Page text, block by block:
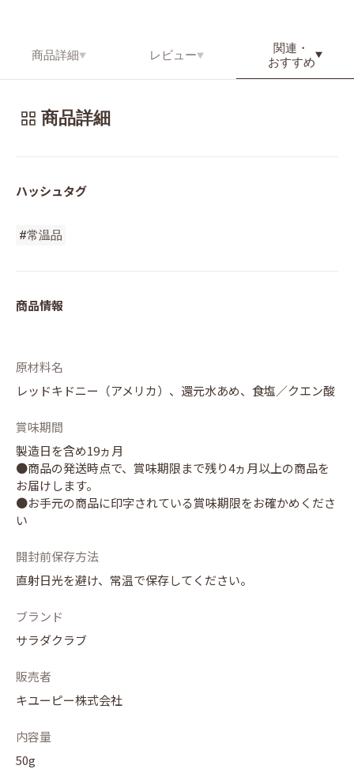
商品詳細 レビュー
関連・
おすすめ
商品詳細
ハッシュタグ
#常温品
商品情報
原材料名
レッドキドニー（アメリカ）、還元水あめ、食塩／クエン酸
賞味期間
製造日を含め19ヵ月
●商品の発送時点で、賞味期限まで残り4ヵ月以上の商品を
お届けします。
●お手元の商品に印字されている賞味期限をお確かめくださ
い
開封前保存方法
直射日光を避け、常温で保存してください。
ブランド
サラダクラブ
販売者
キユーピー株式会社
内容量
50g